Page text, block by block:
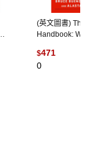
(英文圖書) The
Handbook:
Always Good
版,
$471
0